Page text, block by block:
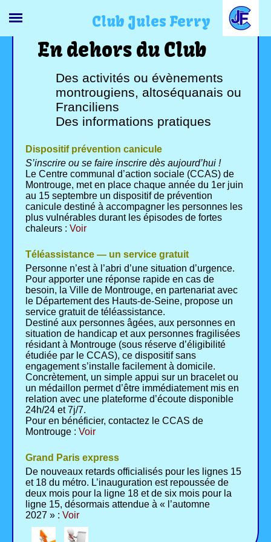
Club Jules Ferry
En dehors du Club
Des activités ou évènements
montrougiens, altoséquanais ou
Franciliens
Des informations pratiques
Dispositif prévention canicule
S’inscrire ou se faire inscrire dès aujourd’hui !
Le Centre communal d’action sociale (CCAS) de
Montrouge, met en place chaque année du 1er juin
au 15 septembre un dispositif de prévention
canicule destiné à accompagner les personnes les
plus vulnérables durant les épisodes de fortes
chaleurs : Voir
Téléassistance — un service gratuit
Personne n’est à l’abri d’une situation d’urgence.
Pour apporter une réponse rapide en cas de
besoin, la Ville de Montrouge, en partenariat avec
le Département des Hauts-de-Seine, propose un
service gratuit de téléassistance.
Destiné aux personnes âgées, aux personnes en
situation de handicap et aux personnes fragilisées
résidant à Montrouge (sous réserve d’éligibilité
étudiée par le CCAS), ce dispositif sans
engagement s’installe facilement à domicile.
Concrètement, un simple appui sur un bracelet ou
un médaillon permet d’être immédiatement mis en
relation avec une plateforme d’écoute disponible
24h/24 et 7j/7.
Pour en bénéficier, contactez le CCAS de
Montrouge : Voir
Grand Paris express
De nouveaux retards officialisés pour les lignes 15
et 18 du métro. L’inauguration est repoussée de
deux mois pour la ligne 18 et de six mois pour la
ligne 15, désormais attendue à « l’automne
2027 » : Voir